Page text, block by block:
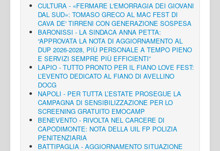
CULTURA - «FERMARE L'EMORRAGIA DEI GIOVANI
DAL SUD»: TOMASO GRECO AL MAC FEST DI
CAVA DE' TIRRENI CON GENERAZIONE SOSPESA
BARONISSI - LA SINDACA ANNA PETTA:
“APPROVATA LA NOTA DI AGGIORNAMENTO AL
DUP 2026-2028, PIÙ PERSONALE A TEMPO PIENO
E SERVIZI SEMPRE PIÙ EFFICIENTI”
LAPIO - TUTTO PRONTO PER IL FIANO LOVE FEST:
L’EVENTO DEDICATO AL FIANO DI AVELLINO
DOCG
NAPOLI - PER TUTTA L’ESTATE PROSEGUE LA
CAMPAGNA DI SENSIBILIZZAZIONE PER LO
SCREENING GRATUITO EMOCAMP
BENEVENTO - RIVOLTA NEL CARCERE DI
CAPODIMONTE: NOTA DELLA UIL FP POLIZIA
PENITENZIARIA
BATTIPAGLIA - AGGIORNAMENTO SITUAZIONE